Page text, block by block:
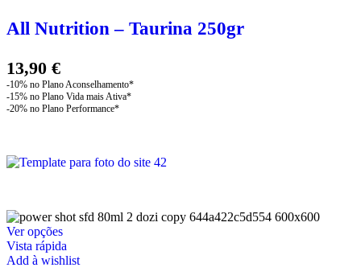
All Nutrition – Taurina 250gr
13,90 €
Ver opçõesThis
product
has
Vista rápida
Add à wishlist